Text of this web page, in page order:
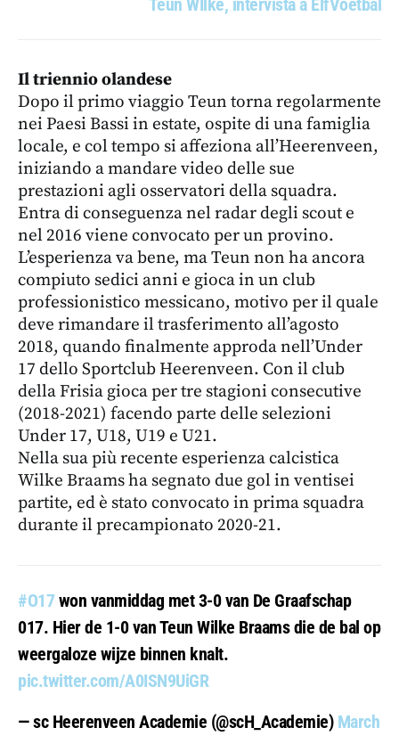
Il triennio olandese
Dopo il primo viaggio Teun torna regolarmente
nei Paesi Bassi in estate, ospite di una famiglia
locale, e col tempo si affeziona all’Heerenveen,
iniziando a mandare video delle sue
prestazioni agli osservatori della squadra.
Entra di conseguenza nel radar degli scout e
nel 2016 viene convocato per un provino.
L’esperienza va bene, ma Teun non ha ancora
compiuto sedici anni e gioca in un club
professionistico messicano, motivo per il quale
deve rimandare il trasferimento all’agosto
2018, quando finalmente approda nell’Under
17 dello Sportclub Heerenveen. Con il club
della Frisia gioca per tre stagioni consecutive
(2018-2021) facendo parte delle selezioni
Under 17, U18, U19 e U21.
Nella sua più recente esperienza calcistica
Wilke Braams ha segnato due gol in ventisei
partite, ed è stato convocato in prima squadra
durante il precampionato 2020-21.
#O17won vanmiddag met 3-0 van De Graafschap
017. Hier de 1-0 van Teun Wilke Braams die de bal op
weergaloze wijze binnen knalt.
pic.twitter.com/A0ISN9UiGR
— sc Heerenveen Academie (@scH_Academie) March